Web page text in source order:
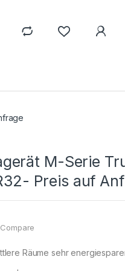
M-Serie
Preis auf
Compare
Räume sehr